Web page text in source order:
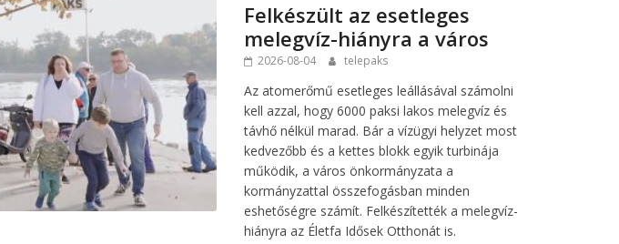
Felkészült az esetleges
melegvíz-hiányra a város
2026-08-04 telepaks
Az atomerőmű esetleges leállásával számolni
kell azzal, hogy 6000 paksi lakos melegvíz és
távhő nélkül marad. Bár a vízügyi helyzet most
kedvezőbb és a kettes blokk egyik turbinája
működik, a város önkormányzata a
kormányzattal összefogásban minden
eshetőségre számít. Felkészítették a melegvíz-
hiányra az Életfa Idősek Otthonát is.